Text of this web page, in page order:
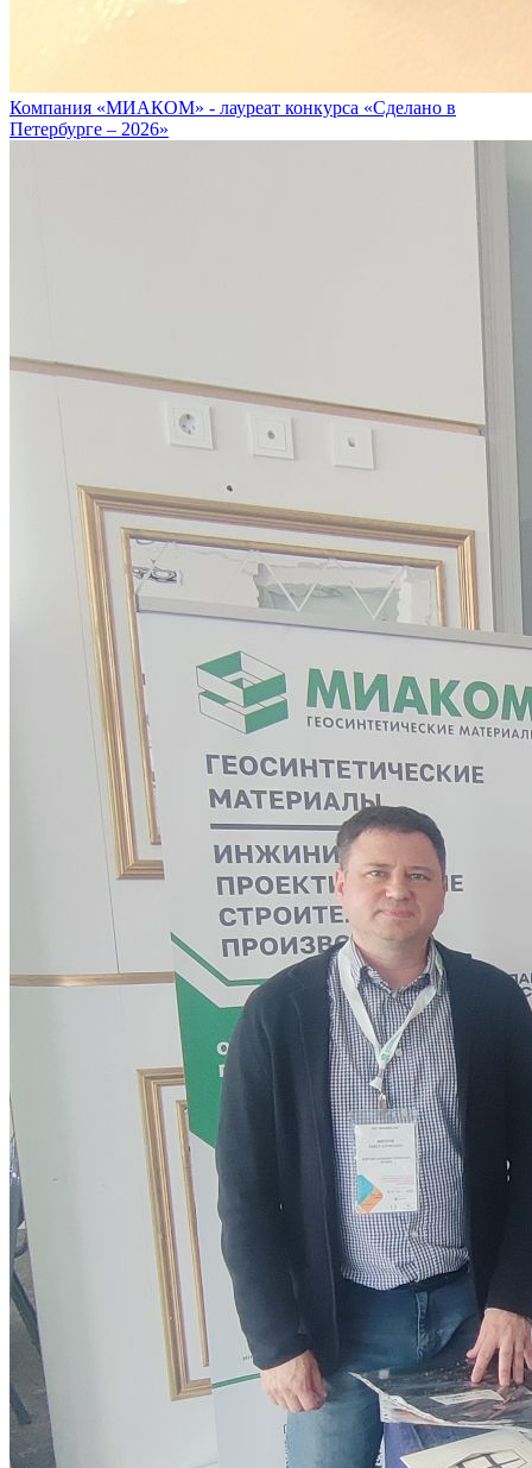
Компания «МИАКОМ» - лауреат конкурса «Сделано в
Петербурге – 2026»